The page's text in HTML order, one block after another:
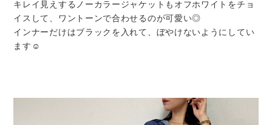
キレイ見えするノーカラージャケットもオフホワイトをチョ
イスして、ワントーンで合わせるのが可愛い◎
インナーだけはブラックを入れて、ぼやけないようにしてい
ます☺︎